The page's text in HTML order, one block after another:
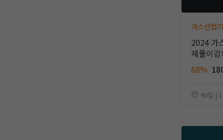
가스산업
2024 가
제풀이
68%
90일 |